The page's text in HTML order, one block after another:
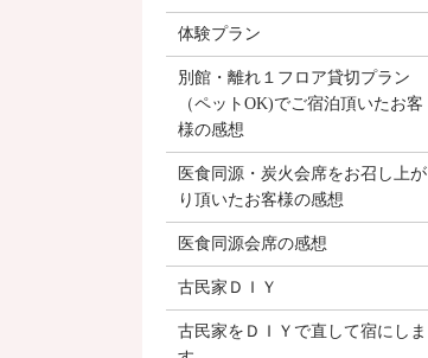
体験プラン
別館・離れ１フロア貸切プラン
（ペットOK)でご宿泊頂いたお客
様の感想
医食同源・炭火会席をお召し上が
り頂いたお客様の感想
医食同源会席の感想
古民家ＤＩＹ
古民家をＤＩＹで直して宿にしま